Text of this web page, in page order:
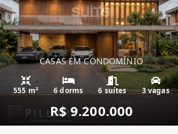
CASAS EM CONDOMÍNIO
555 m² 6 dorms 6 suítes 3 vagas
R$ 9.200.000